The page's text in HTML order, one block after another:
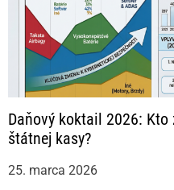
Daňový koktail 2026:
štátnej kasy?
25. marca 2026